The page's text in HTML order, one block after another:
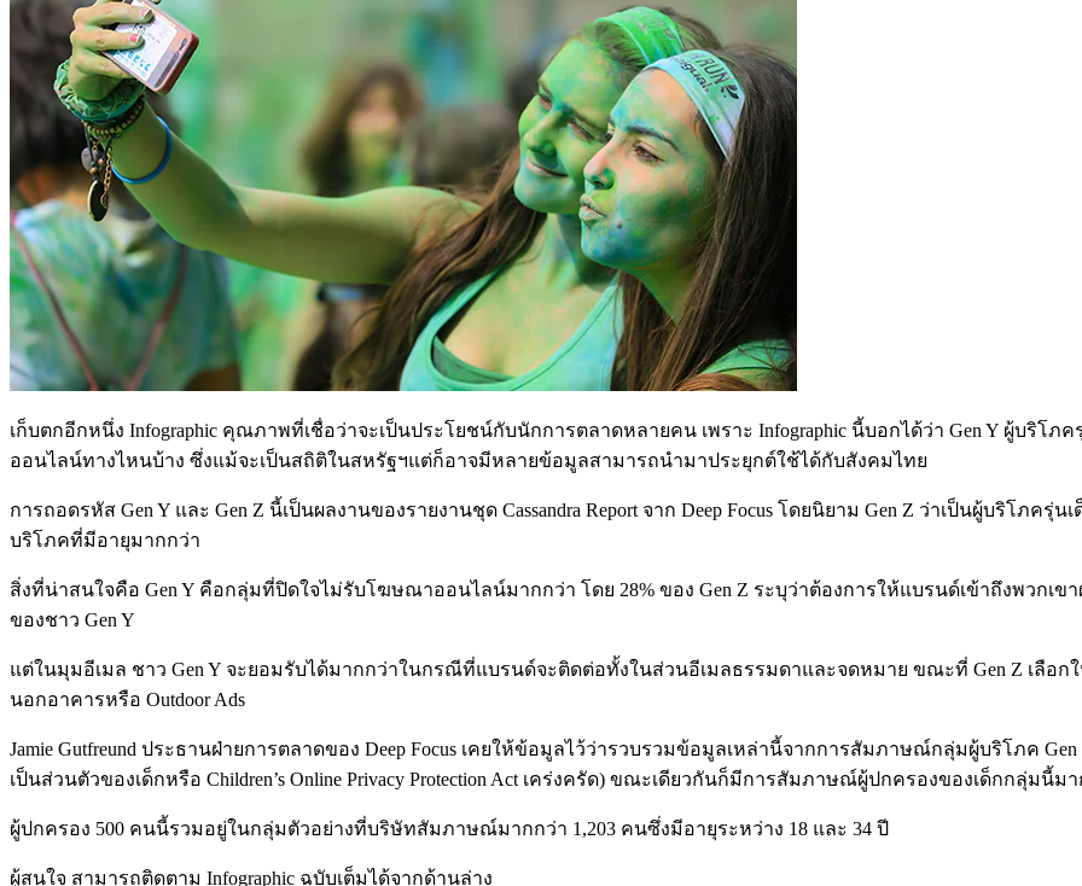
เก็บตกอีกหนึ่ง Infographic คุณภาพที่เชื่อว่าจะเป็นประโยชน์กับนักการตลาดหลายคน เพราะ Infographic นี้บอกได้ว่า Gen Y ผู้บริโ
ออนไลน์ทางไหนบ้าง ซึ่งแม้จะเป็นสถิติในสหรัฐฯแต่ก็อาจมีหลายข้อมูลสามารถนำมาประยุกต์ใช้ได้กับสังคมไทย
การถอดรหัส Gen Y และ Gen Z นี้เป็นผลงานของรายงานชุด Cassandra Report จาก Deep Focus โดยนิยาม Gen Z ว่าเป็นผู้บริโภครุ่
บริโภคที่มีอายุมากกว่า
สิ่งที่น่าสนใจคือ Gen Y คือกลุ่มที่ปิดใจไม่รับโฆษณาออนไลน์มากกว่า โดย 28% ของ Gen Z ระบุว่าต้องการให้แบรนด์เข้าถึงพวกเ
ของชาว Gen Y
แต่ในมุมอีเมล ชาว Gen Y จะยอมรับได้มากกว่าในกรณีที่แบรนด์จะติดต่อทั้งในส่วนอีเมลธรรมดาและจดหมาย ขณะที่ Gen Z เลือ
นอกอาคารหรือ Outdoor Ads
Jamie Gutfreund ประธานฝ่ายการตลาดของ Deep Focus เคยให้ข้อมูลไว้ว่ารวบรวมข้อมูลเหล่านี้จากการสัมภาษณ์กลุ่มผู้บริโภค
เป็นส่วนตัวของเด็กหรือ Children’s Online Privacy Protection Act เคร่งครัด) ขณะเดียวกันก็มีการสัมภาษณ์ผู้ปกครองของเด็กกลุ่มนี้ม
ผู้ปกครอง 500 คนนี้รวมอยู่ในกลุ่มตัวอย่างที่บริษัทสัมภาษณ์มากกว่า 1,203 คนซึ่งมีอายุระหว่าง 18 และ 34 ปี
ผู้สนใจ สามารถติดตาม Infographic ฉบับเต็มได้จากด้านล่าง